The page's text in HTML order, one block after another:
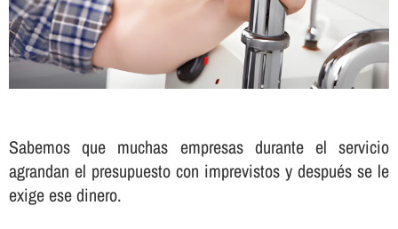
Sabemos que muchas empresas durante el servicio
agrandan el presupuesto con imprevistos y después se le
exige ese dinero.